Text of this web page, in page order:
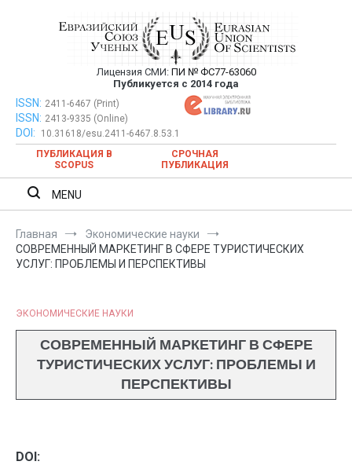
Евразийский Союз Ученых —
публикация научных статей в
ежемесячном научном журнале
Лицензия СМИ: ПИ № ФС77-63060
Публикуется с 2014 года
Евразийский Союз Ученых — публикация научных статей в
ежемесячном научном журнале
ISSN: 2411-6467 (Print)
ISSN: 2413-9335 (Online)
DOI:
10.31618/esu.2411-6467.8.53.1
ПУБЛИКАЦИЯ В
SCOPUS
СРОЧНАЯ
ПУБЛИКАЦИЯ
MENU
Главная
Экономические науки
СОВРЕМЕННЫЙ МАРКЕТИНГ В СФЕРЕ ТУРИСТИЧЕСКИХ
УСЛУГ: ПРОБЛЕМЫ И ПЕРСПЕКТИВЫ
ЭКОНОМИЧЕСКИЕ НАУКИ
СОВРЕМЕННЫЙ МАРКЕТИНГ В СФЕРЕ
ТУРИСТИЧЕСКИХ УСЛУГ: ПРОБЛЕМЫ И
ПЕРСПЕКТИВЫ
DOI: